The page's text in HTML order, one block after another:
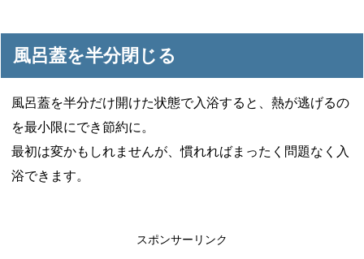
風呂蓋を半分閉じる
風呂蓋を半分だけ開けた状態で入浴すると、熱が逃げるの
を最小限にでき節約に。
最初は変かもしれませんが、慣れればまったく問題なく入
浴できます。
スポンサーリンク